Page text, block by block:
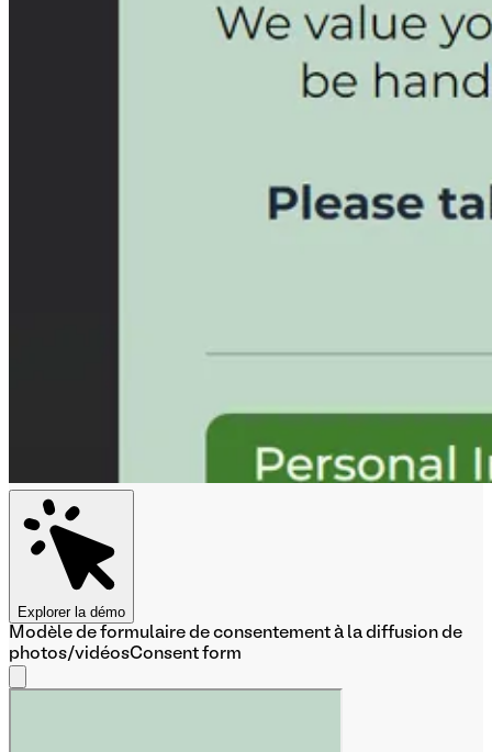
Explorer la démo
Modèle de formulaire de consentement à la diffusion de
photos/vidéosConsent form